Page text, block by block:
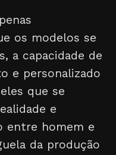
os modelos se
a capacidade de
e personalizado
que se
e
entre homem e
da produção